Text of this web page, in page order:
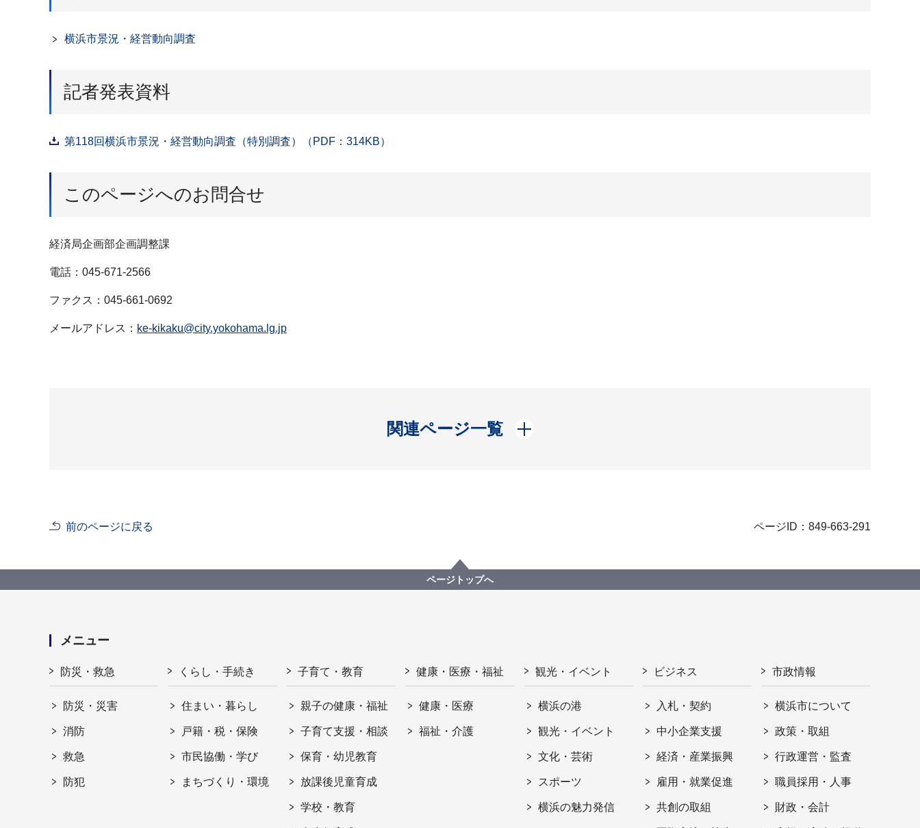
横浜市景況・経営動向調査
記者発表資料
第118回横浜市景況・経営動向調査（特別調査）（PDF：314KB）
このページへのお問合せ
経済局企画部企画調整課
電話：045-671-2566
ファクス：045-661-0692
メールアドレス： ke-kikaku@city.yokohama.lg.jp
関連ページ一覧
開く
前のページに戻る ページID：849-663-291
ページトップへ
メニュー
防災・救急
防災・災害
消防
救急
防犯
くらし・手続き
住まい・暮らし
戸籍・税・保険
市民協働・学び
まちづくり・環境
子育て・教育
親子の健康・福祉
子育て支援・相談
保育・幼児教育
放課後児童育成
学校・教育
健康・医療・福祉
健康・医療
福祉・介護
観光・イベント
横浜の港
観光・イベント
文化・芸術
スポーツ
横浜の魅力発信
ビジネス
入札・契約
中小企業支援
経済・産業振興
雇用・就業促進
共創の取組
市政情報
横浜市について
政策・取組
行政運営・監査
職員採用・人事
財政・会計